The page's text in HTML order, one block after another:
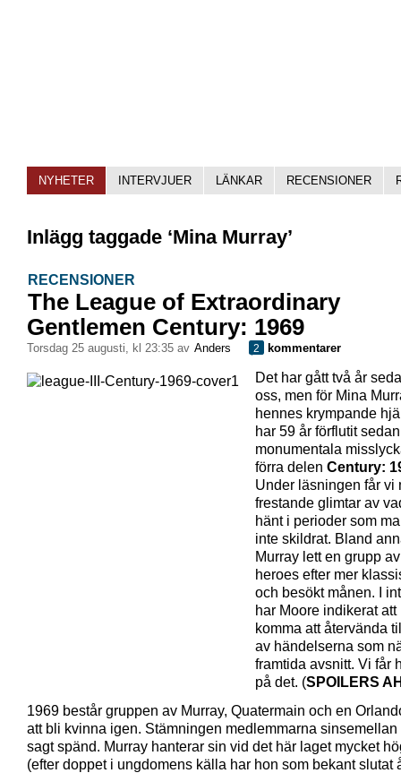
NYHETER INTERVJUER LÄNKAR RECENSIONER
Inlägg taggade ‘Mina Murray’
RECENSIONER
The League of Extraordinary
Gentlemen Century: 1969
torsdag 25 augusti, kl 23:35 av Anders 2 kommentarer
Det har gått två år
oss, men för Mina
hennes krympande
har 59 år förflutit
monumentala
förra delen Century:
Under läsningen får vi
frestande glimtar av
hänt i perioder som
inte skildrat. Bland
Murray lett en grupp
heroes efter mer
och besökt månen. I
har Moore indikerat att
komma att återvända
av händelserna som
framtida avsnitt. Vi får
på det. (SPOILERS
1969 består gruppen av Murray, Quatermain och en
att bli kvinna igen. Stämningen medlemmarna sinsemellan
sagt spänd. Murray hanterar sin vid det här laget mycket
(efter doppet i ungdomens källa har hon som bekant slutat